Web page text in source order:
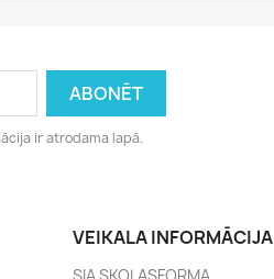
ir atrodama lapā.
VEIKALA INFORMĀCIJA